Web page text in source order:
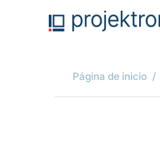
Página de inicio